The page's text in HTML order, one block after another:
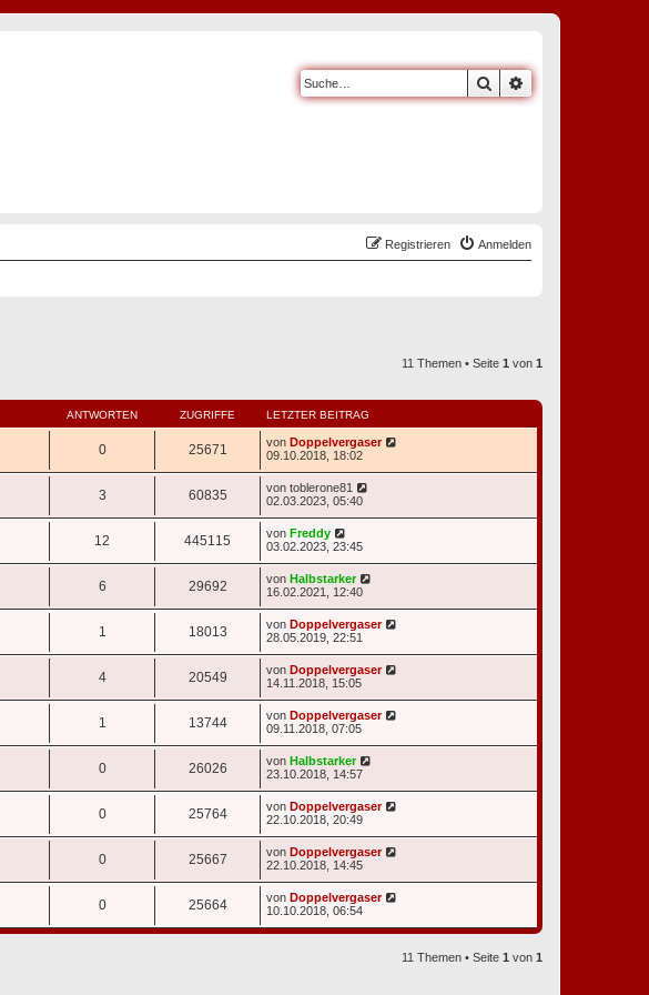
Suche
Anmelden
Registrieren
11 Themen • Seite 1 von 1
ANTWORTEN ZUGRIFFE LETZTER BEITRAG
0 25671 von Doppelvergaser
09.10.2018, 18:02
3 60835 von toblerone81
02.03.2023, 05:40
12 445115 von Freddy
03.02.2023, 23:45
6 29692 von Halbstarker
16.02.2021, 12:40
1 18013 von Doppelvergaser
28.05.2019, 22:51
4 20549 von Doppelvergaser
14.11.2018, 15:05
1 13744 von Doppelvergaser
09.11.2018, 07:05
0 26026 von Halbstarker
23.10.2018, 14:57
0 25764 von Doppelvergaser
22.10.2018, 20:49
0 25667 von Doppelvergaser
22.10.2018, 14:45
0 25664 von Doppelvergaser
10.10.2018, 06:54
11 Themen • Seite 1 von 1